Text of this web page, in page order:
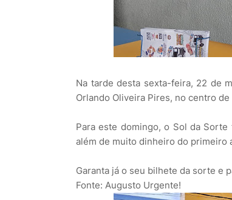
Na tarde desta sexta-feira, 22 de
Orlando Oliveira Pires, no centro de
Para este domingo, o Sol da
além de muito dinheiro do primeiro
Garanta já o seu bilhete da sorte e
Fonte: Augusto Urgente!